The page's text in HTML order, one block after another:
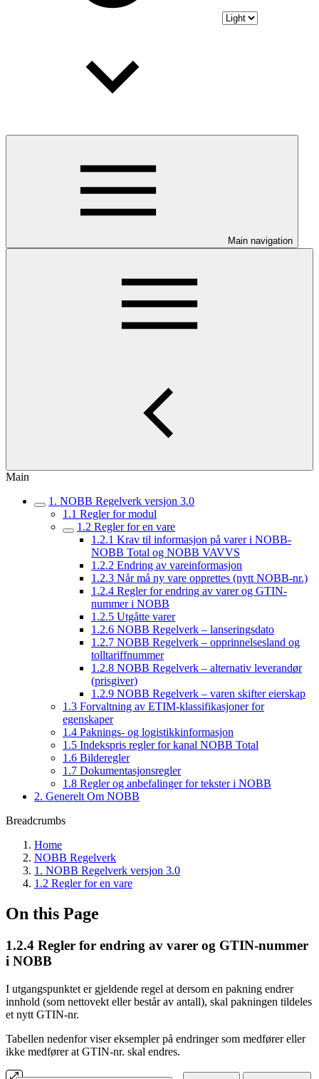
Main navigation
Main
1. NOBB Regelverk versjon 3.0
1.1 Regler for modul
1.2 Regler for en vare
1.2.1 Krav til informasjon på varer i NOBB-
NOBB Total og NOBB VAVVS
1.2.2 Endring av vareinformasjon
1.2.3 Når må ny vare opprettes (nytt NOBB-nr.)
1.2.4 Regler for endring av varer og GTIN-
nummer i NOBB
1.2.5 Utgåtte varer
1.2.6 NOBB Regelverk – lanseringsdato
1.2.7 NOBB Regelverk – opprinnelsesland og
tolltariffnummer
1.2.8 NOBB Regelverk – alternativ leverandør
(prisgiver)
1.2.9 NOBB Regelverk – varen skifter eierskap
1.3 Forvaltning av ETIM-klassifikasjoner for
egenskaper
1.4 Paknings- og logistikkinformasjon
1.5 Indekspris regler for kanal NOBB Total
1.6 Bilderegler
1.7 Dokumentasjonsregler
1.8 Regler og anbefalinger for tekster i NOBB
2. Generelt Om NOBB
Breadcrumbs
Home
NOBB Regelverk
1. NOBB Regelverk versjon 3.0
1.2 Regler for en vare
On this Page
1.2.4 Regler for endring av varer og GTIN-nummer
i NOBB
I utgangspunktet er gjeldende regel at dersom en pakning endrer
innhold (som nettovekt eller består av antall), skal pakningen tildeles
et nytt GTIN-nr.
Tabellen nedenfor viser eksempler på endringer som medfører eller
ikke medfører at GTIN-nr. skal endres.